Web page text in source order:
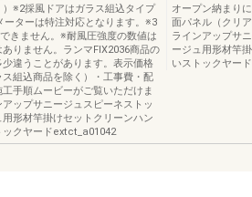
※2採風ドアはガラス組込タイプ
ーターは特注対応となります。※3
きません。※耐風圧強度の数値は
りません。ランマFIX2036商品の
違うことがあります。表示価格
組込商品を除く）・工事費・配
手順ムービーがご覧いただけま
ップサニージュスピーネストッ
形材竿掛けセットクリーンハン
ックヤードextct_a01042
オープン納まり
面パネル（クリ
ラインアップサ
ージュ用形材竿
いストックヤード